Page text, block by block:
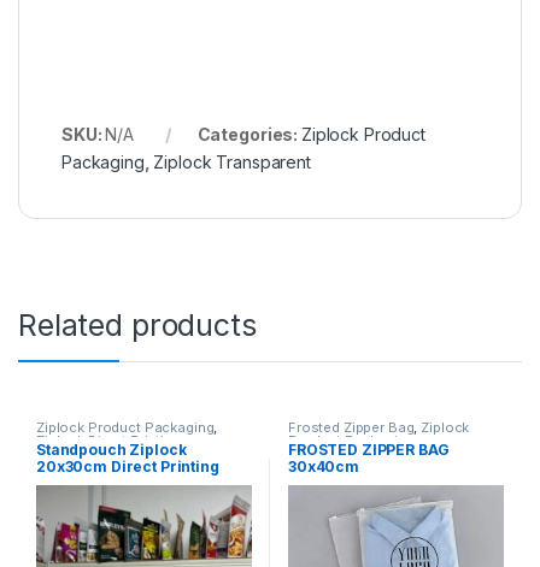
SKU:N/A Categories: Ziplock Product
Packaging Ziplock Transparent
Related products
Ziplock Product Packaging,
Ziplock Direct Printing
Standpouch Ziplock
20x30cm Direct Printing
Y22
Frosted Zipper Bag, Ziplock
Product Packaging
FROSTED ZIPPER BAG
30x40cm